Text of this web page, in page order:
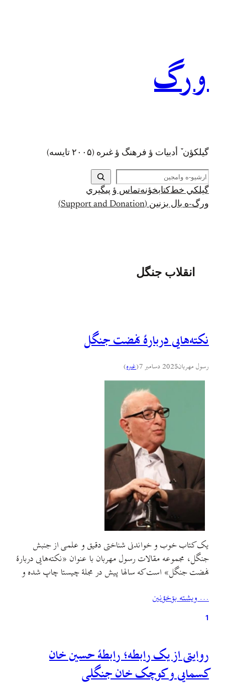
ورگ
گيلکؤن ٚ أدبیات ؤ فرهنگ ؤ غىره (۲۰۰۵ تايسه)
ج
س
ت
ج
گيلکي خط کتابخؤنهتماس ؤ پىگيري
ورگ-ه بال بزنين (Support and Donation)
انقلاب جنگل
نکته‌هایی دربارهٔ نهضت جنگل
رسول مهربان2025 دسامبر 7 (غىره)
یک کتاب خوب و خواندنی شناختی دقیق و علمی از جنبش
جنگل، مجموعه مقالات رسول مهربان با عنوان «نکته‌هایی دربارهٔ
نهضت جنگل»‌ است که سالها پیش در مجلهٔ چیستا چاپ شده و
فایل پی‌دی‌اف کلی و به شکل یک کتاب گردآمده و برای…
… ويشته بۊخؤنين
1
روایتی از یک رابطه؛ رابطهٔ حسین خان
کسمایی و کوچک خان جنگلی